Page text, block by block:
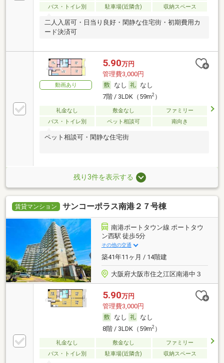
バス・トイレ別
駐車場(近隣含) 収納スペース
二人入居可・日当り良好・閑静な住宅街・初期費用カ
ード決済可
動画あり
5.90万円
管理費3,000円
なし
なし
7階 / 3LDK（59m2）
礼金なし 敷金なし
ファミリー
バス・トイレ別
ペット相談可 南向き
ペット相談可・閑静な住宅街
残り3件を表示する
賃貸マンション サンコーポラス南港２７号棟
南港ポートタウン線 ポートタウ
ン西駅 徒歩5分
その他の交通
築41年11ヶ月 / 14階建
大阪府大阪市住之江区南港中３
5.90万円
管理費3,000円
なし
なし
8階 / 3LDK（59m2）
礼金なし 敷金なし
ファミリー
バス・トイレ別
駐車場(近隣含) 収納スペース